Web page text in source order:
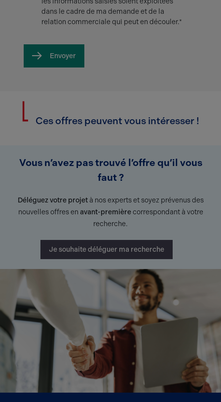
dans le cadre de ma demande et de la
relation commerciale qui peut en découler.*
Envoyer
Ces offres peuvent vous intéresser !
Vous n’avez pas trouvé l’offre qu’il vous
faut ?
Déléguez votre projetà nos experts et soyez prévenus des
nouvelles offres en avant-premièrecorrespondant à votre
recherche.
Je souhaite déléguer ma recherche